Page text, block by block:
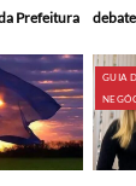
Prefeitura
GUIA